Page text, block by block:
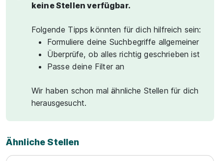
keine Stellen verfügbar.
Folgende Tipps könnten für dich hilfreich sein:
Formuliere deine Suchbegriffe allgemeiner
Überprüfe, ob alles richtig geschrieben ist
Passe deine Filter an
Wir haben schon mal ähnliche Stellen für dich
herausgesucht.
Ähnliche Stellen